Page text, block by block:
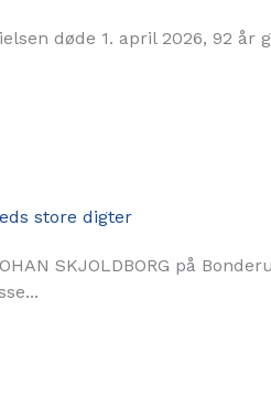
døde 1. april 2026, 92 år
store digter
SKJOLDBORG på